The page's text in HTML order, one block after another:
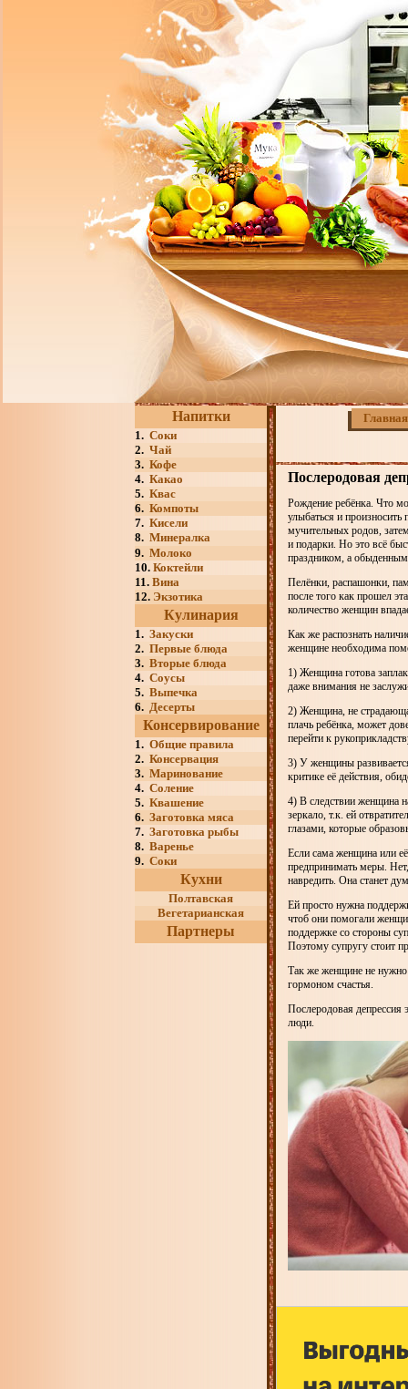
Напитки
1. Соки
2. Чай
3. Кофе
4. Какао
5. Квас
6. Компоты
7. Кисели
8. Минералка
9. Молоко
10. Коктейли
11. Вина
12. Экзотика
Кулинария
1. Закуски
2. Первые блюда
3. Вторые блюда
4. Соусы
5. Выпечка
6. Десерты
Консервирование
1. Общие правила
2. Консервация
3. Маринование
4. Соление
5. Квашение
6. Заготовка мяса
7. Заготовка рыбы
8. Варенье
9. Соки
Кухни
Полтавская
Вегетарианская
Партнеры
Главная
Послеродовая
Рождение ребёнка. Что
улыбаться и
мучительных родов,
и подарки. Но это всё
праздником, а
Пелёнки, распашонки,
после того как прошел
количество женщин
Как же распознать
женщине необходима
1) Женщина готова
даже внимания не
2) Женщина, не
плачь ребёнка, может
перейти к
3) У женщины
критике её действия,
4) В следствии женщина
зеркало, т.к. ей
глазами, которые
Если сама женщина или
предпринимать меры.
навредить. Она станет
Ей просто нужна
чтоб они помогали
поддержке со стороны
Поэтому супругу стоит
Так же женщине не нужно
гормоном счастья.
Послеродовая депрессия
люди.